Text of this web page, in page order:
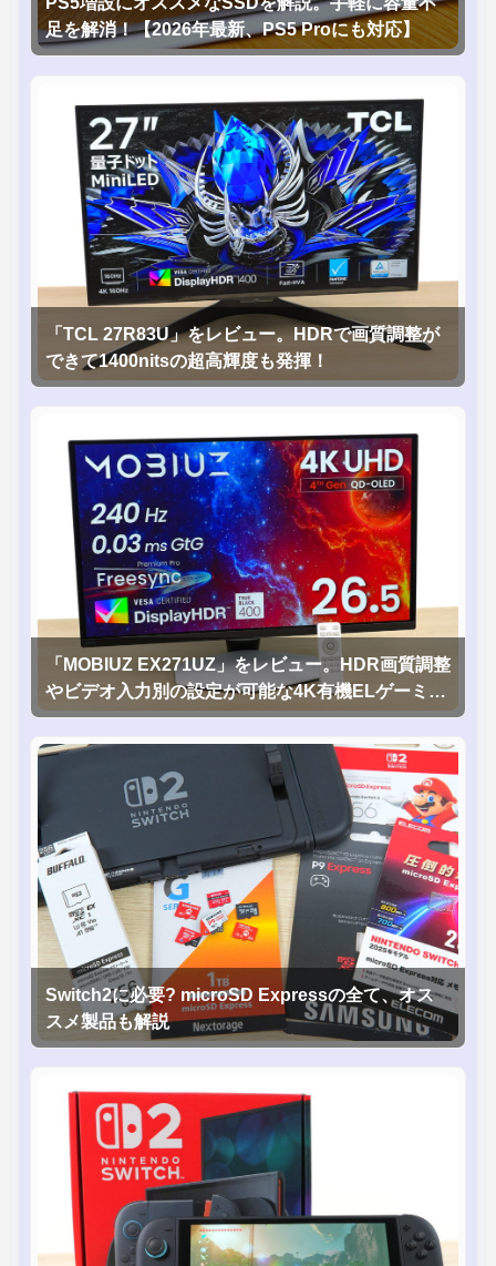
足を解消！【2026年最新、PS5 Proにも対応】
「TCL 27R83U」をレビュー。HDRで画質調整が
できて1400nitsの超高輝度も発揮！
「MOBIUZ EX271UZ」をレビュー。HDR画質調整
やビデオ入力別の設定が可能な4K有機ELゲーミン
グモニタを徹底検証
Switch2に必要? microSD Expressの全て、オス
スメ製品も解説